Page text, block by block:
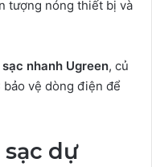
tượng nóng thiết bị và
nhanh Ugreen, củ
vệ dòng điện để
dự